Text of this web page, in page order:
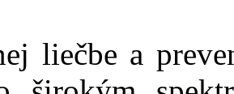
liečbe a